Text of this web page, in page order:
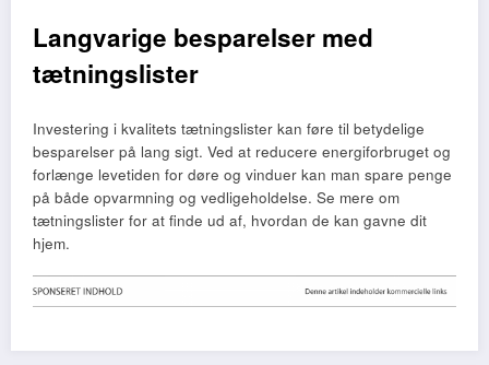
Langvarige besparelser med
tætningslister
Investering i kvalitets tætningslister kan føre til betydelige
besparelser på lang sigt. Ved at reducere energiforbruget og
forlænge levetiden for døre og vinduer kan man spare penge
på både opvarmning og vedligeholdelse. Se mere om
tætningslister for at finde ud af, hvordan de kan gavne dit
hjem.